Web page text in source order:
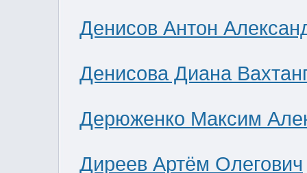
Денисов Антон
Денисова Диана
Дерюженко Максим
Диреев Артём Олегович